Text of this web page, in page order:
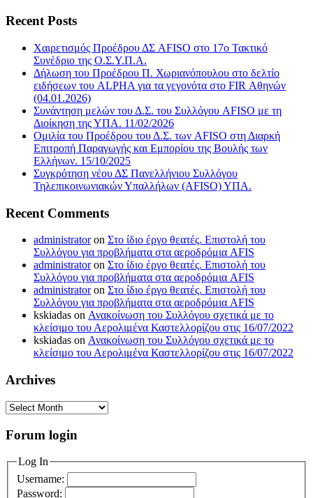
Recent Posts
Χαιρετισμός Προέδρου ΔΣ AFISO στο 17ο Τακτικό
Συνέδριο της Ο.Σ.Υ.Π.Α.
Δήλωση του Προέδρου Π. Χωριανόπουλου στο δελτίο
ειδήσεων του ALPHA για τα γεγονότα στο FIR Αθηνών
(04.01.2026)
Συνάντηση μελών του Δ.Σ. του Συλλόγου AFISO με τη
Διοίκηση της ΥΠΑ. 11/02/2026
Ομιλία του Προέδρου του Δ.Σ. των AFISO στη Διαρκή
Επιτροπή Παραγωγής και Εμπορίου της Βουλής των
Ελλήνων. 15/10/2025
Συγκρότηση νέου ΔΣ Πανελλήνιου Συλλόγου
Τηλεπικοινωνιακών Υπαλλήλων (AFISO) ΥΠΑ.
Recent Comments
administratoron Στο ίδιο έργο θεατές. Επιστολή του
Συλλόγου για προβλήματα στα αεροδρόμια AFIS
administratoron Στο ίδιο έργο θεατές. Επιστολή του
Συλλόγου για προβλήματα στα αεροδρόμια AFIS
administratoron Στο ίδιο έργο θεατές. Επιστολή του
Συλλόγου για προβλήματα στα αεροδρόμια AFIS
kskiadas on Ανακοίνωση του Συλλόγου σχετικά με το
κλείσιμο του Αερολιμένα Καστελλορίζου στις 16/07/2022
kskiadas on Ανακοίνωση του Συλλόγου σχετικά με το
κλείσιμο του Αερολιμένα Καστελλορίζου στις 16/07/2022
Archives
Archives
Forum login
Log In
Username:
Password: